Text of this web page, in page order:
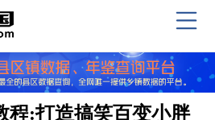
程:打造搞笑百变小胖